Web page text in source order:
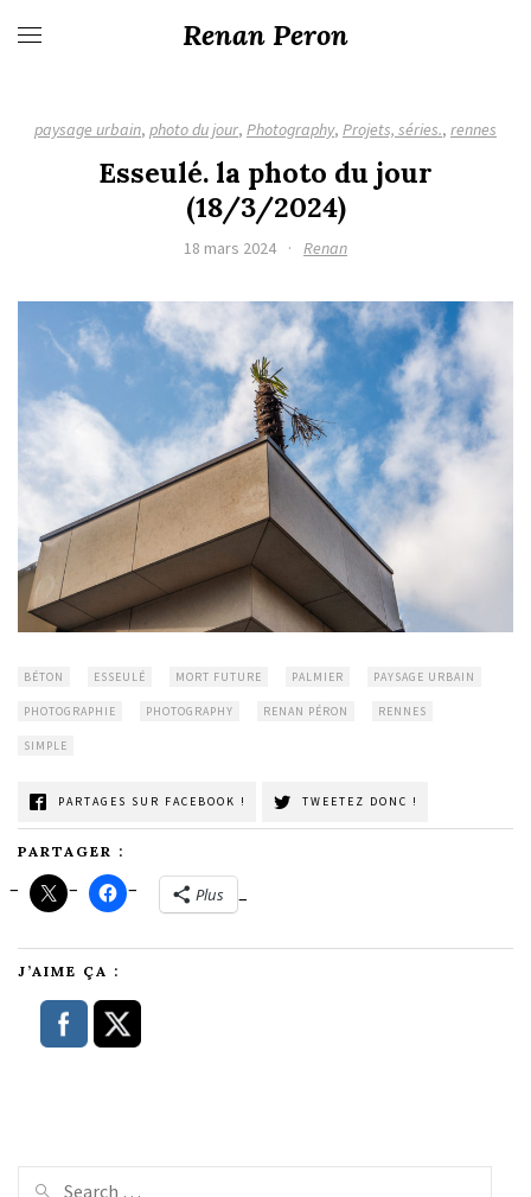
Renan Peron
paysage urbain, photo du jour, Photography, Projets, séries., rennes
Esseulé. la photo du jour
(18/3/2024)
18 mars 2024 · Renan
BÉTON ESSEULÉ MORT FUTURE PALMIER PAYSAGE URBAIN
PHOTOGRAPHIE PHOTOGRAPHY RENAN PÉRON RENNES
SIMPLE
PARTAGES SUR FACEBOOK ! TWEETEZ DONC !
PARTAGER :
Plus
J’AIME ÇA :